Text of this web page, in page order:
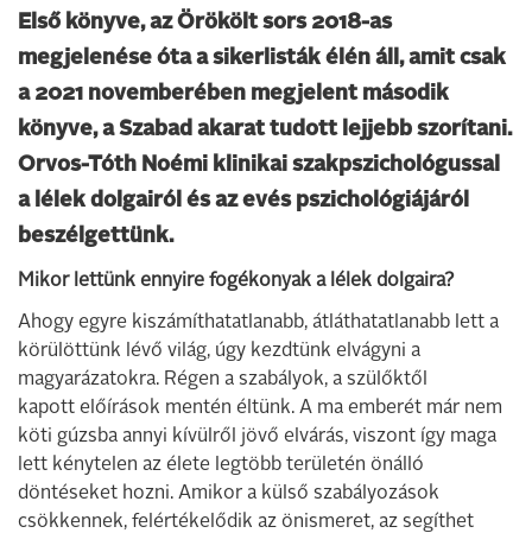
Első könyve, az Örökölt sors 2018-as
megjelenése óta a sikerlisták élén áll, amit csak
a 2021 novemberében megjelent második
könyve, a Szabad akarat tudott lejjebb szorítani.
Orvos-Tóth Noémi klinikai szakpszichológussal
a lélek dolgairól és az evés pszichológiájáról
beszélgettünk.
Mikor lettünk ennyire fogékonyak a lélek dolgaira?
Ahogy egyre kiszámíthatatlanabb, átláthatatlanabb lett a
körülöttünk lévő világ, úgy kezdtünk elvágyni a
magyarázatokra. Régen a szabályok, a szülőktől
kapott előírások mentén éltünk. A ma emberét már nem
köti gúzsba annyi kívülről jövő elvárás, viszont így maga
lett kénytelen az élete legtöbb területén önálló
döntéseket hozni. Amikor a külső szabályozások
csökkennek, felértékelődik az önismeret, az segíthet